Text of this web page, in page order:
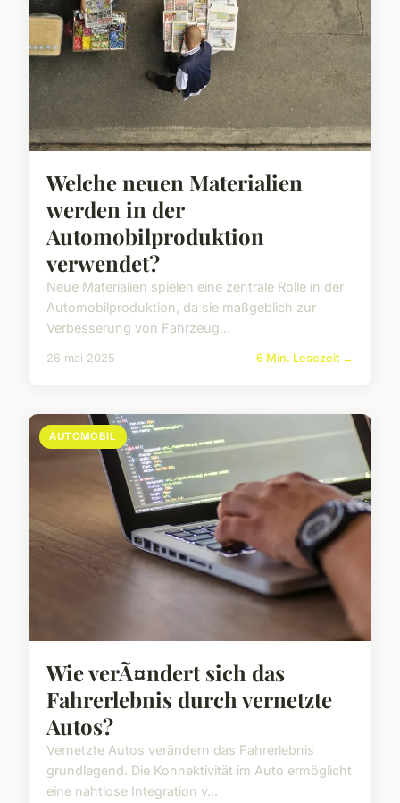
Welche neuen Materialien
werden in der
Automobilproduktion
verwendet?
Neue Materialien spielen eine zentrale Rolle in der
Automobilproduktion, da sie maßgeblich zur
Verbesserung von Fahrzeug...
26 mai 2025 6 Min. Lesezeit →
AUTOMOBIL
Wie verÃ¤ndert sich das
Fahrerlebnis durch vernetzte
Autos?
Vernetzte Autos verändern das Fahrerlebnis
grundlegend. Die Konnektivität im Auto ermöglicht
eine nahtlose Integration v...